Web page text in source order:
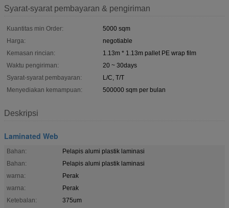
Syarat-syarat pembayaran & pengiriman
Kuantitas min Order:
5000 sqm
Harga:
negotiable
Kemasan rincian:
1.13m * 1.13m pallet PE wrap film
Waktu pengiriman:
20 ~ 30days
Syarat-syarat pembayaran:
L/C, T/T
Menyediakan kemampuan:
500000 sqm per bulan
Deskripsi
Laminated Web
Bahan:
Pelapis alumi plastik laminasi
Bahan:
Pelapis alumi plastik laminasi
warna:
Perak
warna:
Perak
Ketebalan:
375um